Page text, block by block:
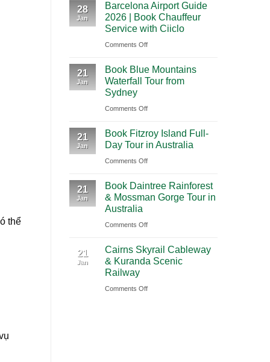
thể
del
Carmen
Tulum
Airport
(BNA)
2026
Guide
to
Shanghai
International
Airport
28
Jan
Barcelona Airport Guide
2026 | Book Chauffeur
Service with Ciiclo
Comments Offon
Airport
Guide
|
Chauffeur
Service
with
21
Jan
Book Blue Mountains
Waterfall Tour from
Sydney
Comments Offon
Blue
Mountains
Waterfall
from
Sydney
21
Jan
Book Fitzroy Island Full-
Day Tour in Australia
Comments Offon
Fitzroy
Island
Day
in
Australia
21
Jan
Book Daintree Rainforest
& Mossman Gorge Tour in
Australia
Comments Offon
Daintree
Rainforest
Mossman
21
Jan
Cairns Skyrail Cableway
& Kuranda Scenic
Railway
Comments Offon